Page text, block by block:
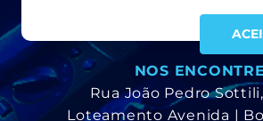
NOS ENCONTRE
Rua João Pedro
Loteamento Avenida |